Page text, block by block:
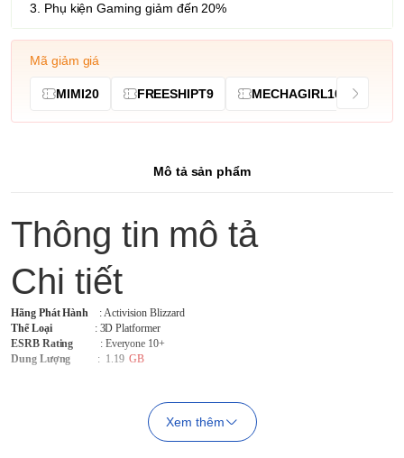
3. Phụ kiện Gaming giảm đến 20%
Mã giảm giá
MIMI20 FREESHIPT9 MECHAGIRL10
Mô tả sản phẩm
Thông tin mô tả
Chi tiết
Hãng Phát Hành : Activision Blizzard
Thể Loại : 3D Platformer
ESRB Rating : Everyone 10+
Dung Lượng : 1.19 GB
Xem thêm